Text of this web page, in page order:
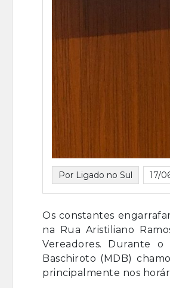
Por Ligado no Sul 17/
Os constantes
na Rua Aristiliano
Vereadores. Durante
Baschiroto (MDB)
principalmente nos